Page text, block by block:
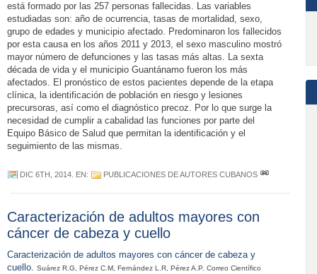
está formado por las 257 personas fallecidas. Las variables
estudiadas son: año de ocurrencia, tasas de mortalidad, sexo,
grupo de edades y municipio afectado. Predominaron los fallecidos
por esta causa en los años 2011 y 2013, el sexo masculino mostró
mayor número de defunciones y las tasas más altas. La sexta
década de vida y el municipio Guantánamo fueron los más
afectados. El pronóstico de estos pacientes depende de la etapa
clínica, la identificación de población en riesgo y lesiones
precursoras, así como el diagnóstico precoz. Por lo que surge la
necesidad de cumplir a cabalidad las funciones por parte del
Equipo Básico de Salud que permitan la identificación y el
seguimiento de las mismas.
DIC 6TH, 2014 . EN: PUBLICACIONES DE AUTORES CUBANOS
Caracterización de adultos mayores con
cáncer de cabeza y cuello
Caracterización de adultos mayores con cáncer de cabeza y
cuello. Suárez R.G, Pérez C.M, Fernández L.R, Pérez A.P. Correo Científico